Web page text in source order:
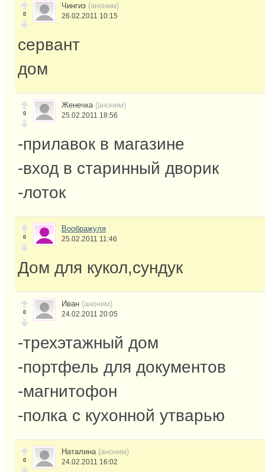
0
Чингиз (аноним)
26.02.2011 10:15
сервант
дом
0
Женечка (аноним)
25.02.2011 18:56
-прилавок в магазине
-вход в старинный дворик
-лоток
0
Воображуля
25.02.2011 11:46
Дом для кукол,сундук
0
Иван (аноним)
24.02.2011 20:05
-трехэтажный дом
-портфель для документов
-магнитофон
-полка с кухонной утварью
0
Наталина (аноним)
24.02.2011 16:02